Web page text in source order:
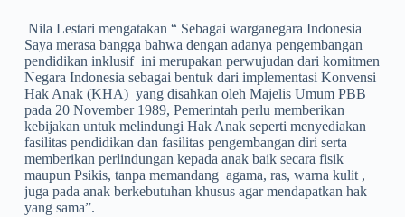
Nila Lestari mengatakan “ Sebagai warganegara Indonesia
Saya merasa bangga bahwa dengan adanya pengembangan
pendidikan inklusif ini merupakan perwujudan dari komitmen
Negara Indonesia sebagai bentuk dari implementasi Konvensi
Hak Anak (KHA) yang disahkan oleh Majelis Umum PBB
pada 20 November 1989, Pemerintah perlu memberikan
kebijakan untuk melindungi Hak Anak seperti menyediakan
fasilitas pendidikan dan fasilitas pengembangan diri serta
memberikan perlindungan kepada anak baik secara fisik
maupun Psikis, tanpa memandang agama, ras, warna kulit ,
juga pada anak berkebutuhan khusus agar mendapatkan hak
yang sama”.